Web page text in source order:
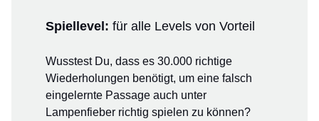
Spiellevel: für alle Levels von Vorteil
Wusstest Du, dass es 30.000 richtige
Wiederholungen benötigt, um eine falsch
eingelernte Passage auch unter
Lampenfieber richtig spielen zu können?